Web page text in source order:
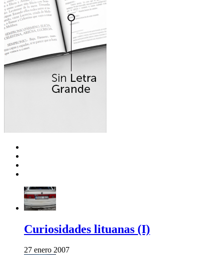
Curiosidades lituanas (I)
27 enero 2007